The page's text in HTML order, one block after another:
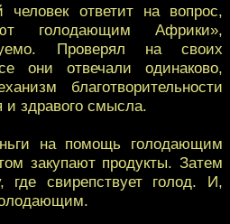
ответит на вопрос,
голодающим Африки»,
Проверял на своих
они отвечали одинаково,
благотворительности
здравого смысла.
на помощь голодающим
закупают продукты. Затем
где свирепствует голод. И,